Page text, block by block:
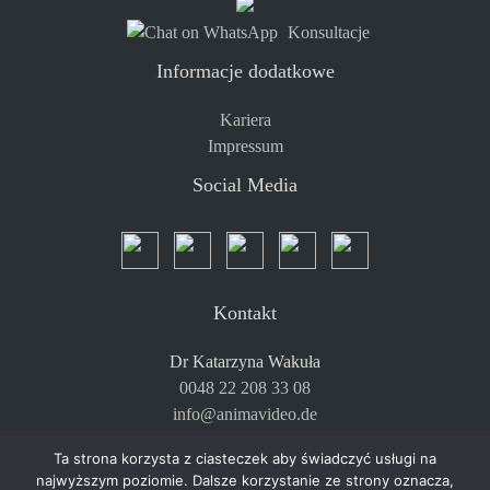
Konsultacje
Informacje dodatkowe
Kariera
Impressum
Social Media
Kontakt
Dr Katarzyna Wakuła
0048 22 208 33 08
info@animavideo.de
Ta strona korzysta z ciasteczek aby świadczyć usługi na
najwyższym poziomie. Dalsze korzystanie ze strony oznacza,